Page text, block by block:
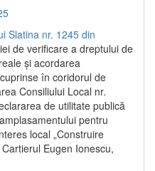
Slatina nr. 1245 din
de verificare a dreptului de
și acordarea
în coridorul de
Consiliului Local nr.
de utilitate publică
pentru
local „Construire
Eugen Ionescu,